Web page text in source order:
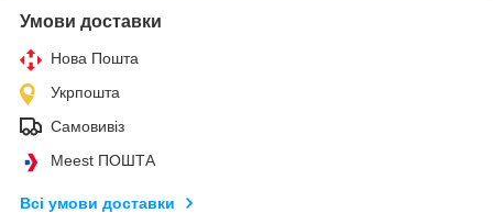
Умови доставки
Нова Пошта
Укрпошта
Самовивіз
Meest ПОШТА
Всі умови доставки